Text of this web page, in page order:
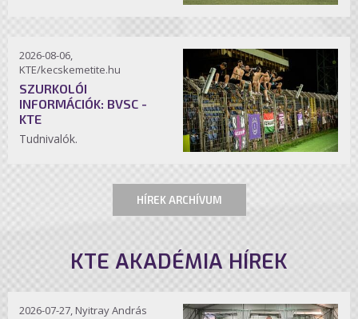
2026-08-06,
KTE/kecskemetite.hu
SZURKOLÓI
INFORMÁCIÓK: BVSC -
KTE
Tudnivalók.
HÍREK ARCHÍVUM
KTE AKADÉMIA HÍREK
2026-07-27, Nyitray András